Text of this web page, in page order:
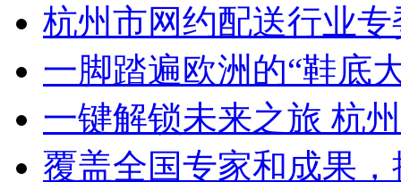
杭州市网约配送行业
一脚踏遍欧洲的“鞋底
一键解锁未来之旅 杭
覆盖全国专家和成果